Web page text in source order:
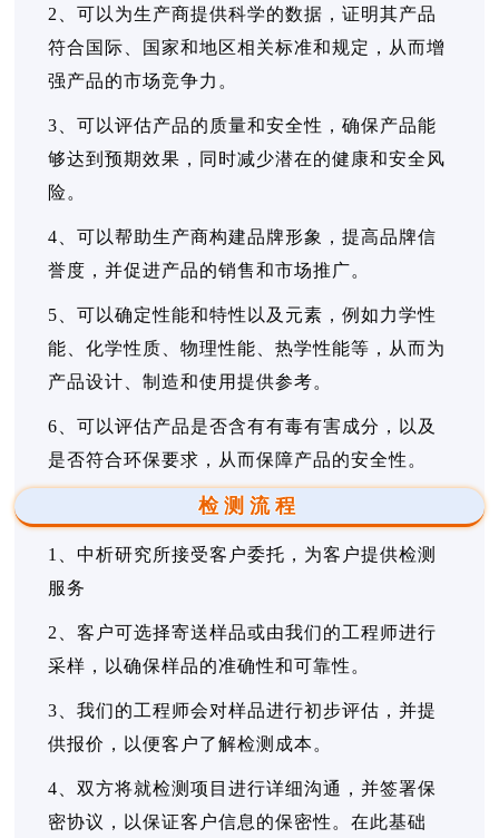
2、可以为生产商提供科学的数据，证明其产品
符合国际、国家和地区相关标准和规定，从而增
强产品的市场竞争力。
3、可以评估产品的质量和安全性，确保产品能
够达到预期效果，同时减少潜在的健康和安全风
险。
4、可以帮助生产商构建品牌形象，提高品牌信
誉度，并促进产品的销售和市场推广。
5、可以确定性能和特性以及元素，例如力学性
能、化学性质、物理性能、热学性能等，从而为
产品设计、制造和使用提供参考。
6、可以评估产品是否含有有毒有害成分，以及
是否符合环保要求，从而保障产品的安全性。
检测流程
1、中析研究所接受客户委托，为客户提供检测
服务
2、客户可选择寄送样品或由我们的工程师进行
采样，以确保样品的准确性和可靠性。
3、我们的工程师会对样品进行初步评估，并提
供报价，以便客户了解检测成本。
4、双方将就检测项目进行详细沟通，并签署保
密协议，以保证客户信息的保密性。在此基础